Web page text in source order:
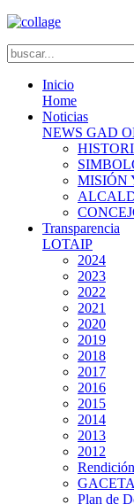
Inicio
Home
Noticias
NEWS GAD
MISIÓN
Transparencia
LOTAIP
2024
2023
2022
2021
2020
2019
2018
2017
2016
2015
2014
2013
2012
GACETA
Plan de